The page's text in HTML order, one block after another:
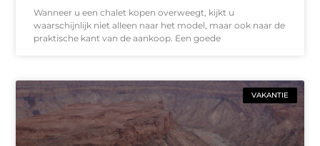
Wanneer u een chalet kopen overweegt, kijkt u
waarschijnlijk niet alleen naar het model, maar ook naar de
praktische kant van de aankoop. Een goede
VAKANTIE